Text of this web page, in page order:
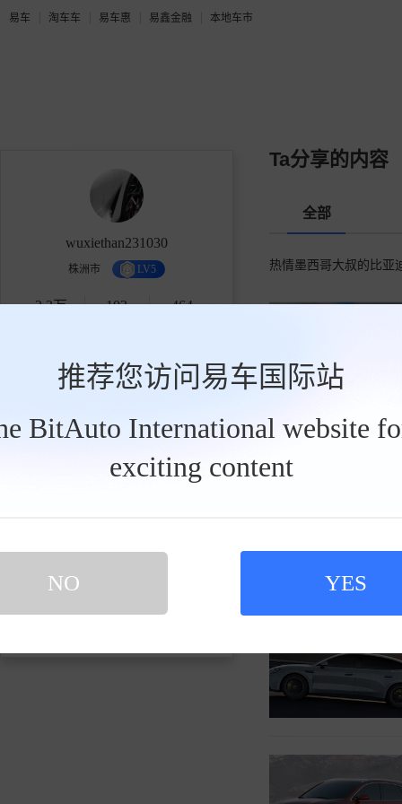
易车 淘车车 易车惠 易鑫金融 本地车市
推荐您访问易车国际站
BitAuto International website
exciting content
NO YES
wuxiethan231030
株洲市 LV5
2.2万 103 464
关注
发私信
买新车 上易车
Ta分享的内容
全部
热情墨西哥大叔的比亚